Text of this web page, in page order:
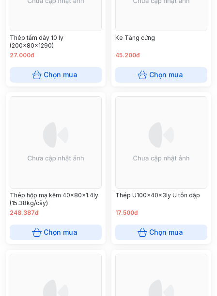
Thép tấm dày 10 ly
(200x80x1290)
27.000đ
Chọn mua
Ke Tăng cứng
45.200đ
Chọn mua
Thép hộp mạ kẽm 40x80x1.4ly
(15.38kg/cây)
248.387đ
Chọn mua
Thép U100x40x3ly U tôn dập
17.500đ
Chọn mua